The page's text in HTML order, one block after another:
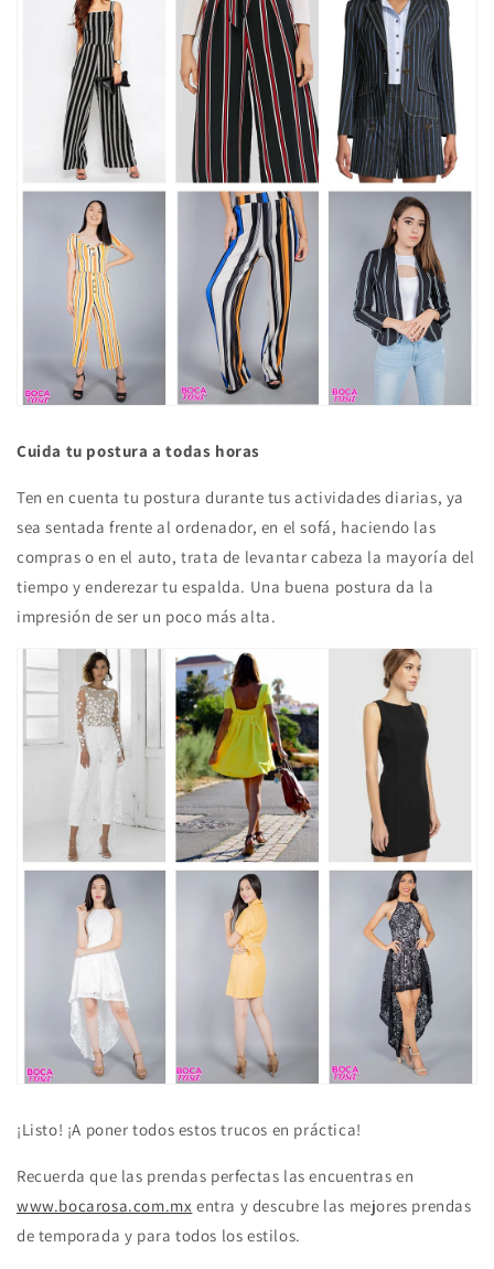
Cuida tu postura a todas horas
Ten en cuenta tu postura durante tus actividades diarias, ya
sea sentada frente al ordenador, en el sofá, haciendo las
compras o en el auto, trata de levantar cabeza la mayoría del
tiempo y enderezar tu espalda. Una buena postura da la
impresión de ser un poco más alta.
¡Listo! ¡A poner todos estos trucos en práctica!
Recuerda que las prendas perfectas las encuentras en
www.bocarosa.com.mx entra y descubre las mejores prendas
de temporada y para todos los estilos.